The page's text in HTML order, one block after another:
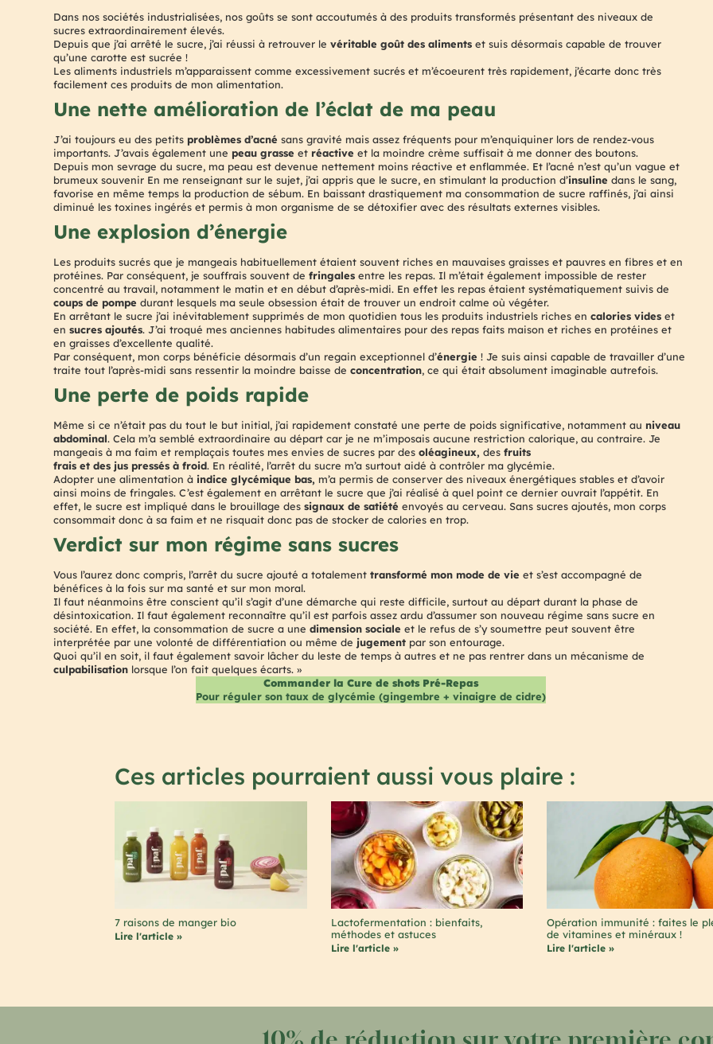
Dans nos sociétés industrialisées, nos goûts se sont accoutumés à des produits transformés présentant des niveaux de
sucres extraordinairement élevés.
Depuis que j’ai arrêté le sucre, j’ai réussi à retrouver le véritable goût des aliments et suis désormais capable de trouver
qu’une carotte est sucrée !
Les aliments industriels m’apparaissent comme excessivement sucrés et m’écoeurent très rapidement, j’écarte donc très
facilement ces produits de mon alimentation.
Une nette amélioration de l’éclat de ma peau
J’ai toujours eu des petits problèmes d’acné sans gravité mais assez fréquents pour m’enquiquiner lors de rendez-vous
importants. J’avais également une peau grasse et réactive et la moindre crème suffisait à me donner des boutons.
Depuis mon sevrage du sucre, ma peau est devenue nettement moins réactive et enflammée. Et l’acné n’est qu’un vague et
brumeux souvenir En me renseignant sur le sujet, j’ai appris que le sucre, en stimulant la production d’insuline dans le sang,
favorise en même temps la production de sébum. En baissant drastiquement ma consommation de sucre raffinés, j’ai ainsi
diminué les toxines ingérés et permis à mon organisme de se détoxifier avec des résultats externes visibles.
Une explosion d’énergie
Les produits sucrés que je mangeais habituellement étaient souvent riches en mauvaises graisses et pauvres en fibres et en
protéines. Par conséquent, je souffrais souvent de fringalesentre les repas. Il m’était également impossible de rester
concentré au travail, notamment le matin et en début d’après-midi. En effet les repas étaient systématiquement suivis de
coups de pompe durant lesquels ma seule obsession était de trouver un endroit calme où végéter.
En arrêtant le sucre j’ai inévitablement supprimés de mon quotidien tous les produits industriels riches encalories vides et
ensucres ajoutés. J’ai troqué mes anciennes habitudes alimentaires pour des repas faits maison et riches en protéines et
en graisses d’excellente qualité.
Par conséquent, mon corps bénéficie désormais d’un regain exceptionnel d’énergie ! Je suis ainsi capable de travailler d’une
traite tout l’après-midi sans ressentir la moindre baisse deconcentration, ce qui était absolument imaginable autrefois.
Une perte de poids rapide
Même si ce n’était pas du tout le but initial, j’ai rapidement constaté une perte de poids significative, notamment au niveau
abdominal. Cela m’a semblé extraordinaire au départ car je ne m’imposais aucune restriction calorique, au contraire. Je
mangeais à ma faim et remplaçais toutes mes envies de sucres par desoléagineux,desfruits
frais et des jus pressés à froid. En réalité, l’arrêt du sucre m’a surtout aidé à contrôler ma glycémie.
Adopter une alimentation à indice glycémique bas, m’a permis de conserver des niveaux énergétiques stables et d’avoir
ainsi moins de fringales. C’est également en arrêtant le sucre que j’ai réalisé à quel point ce dernier ouvrait l’appétit. En
effet, le sucre est impliqué dans le brouillage dessignaux de satiété envoyés au cerveau. Sans sucres ajoutés, mon corps
consommait donc à sa faim et ne risquait donc pas de stocker de calories en trop.
Verdict sur mon régime sans sucres
Vous l’aurez donc compris, l’arrêt du sucre ajouté a totalementtransformé mon mode de vie et s’est accompagné de
bénéfices à la fois sur ma santé et sur mon moral.
Il faut néanmoins être conscient qu’il s’agit d’une démarche qui reste difficile, surtout au départ durant la phase de
désintoxication. Il faut également reconnaître qu’il est parfois assez ardu d’assumer son nouveau régime sans sucre en
société. En effet, la consommation de sucre a une dimension sociale et le refus de s’y soumettre peut souvent être
interprétée par une volonté de différentiation ou même de jugement par son entourage.
Quoi qu’il en soit, il faut également savoir lâcher du leste de temps à autres et ne pas rentrer dans un mécanisme de
culpabilisation lorsque l’on fait quelques écarts. »
Commander la Cure de shots Pré-Repas
Pour réguler son taux de glycémie (gingembre + vinaigre de cidre)
Ces articles pourraient aussi vous plaire :
7 raisons de manger bio
Lire l'article »
Lactofermentation : bienfaits,
méthodes et astuces
Lire l'article »
Opération immunité : faites le
de vitamines et minéraux !
Lire l'article »